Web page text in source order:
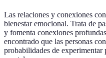
Las relaciones y conexiones
bienestar emocional. Trata de
y fomenta conexiones
encontrado que las personas
probabilidades de experimentar